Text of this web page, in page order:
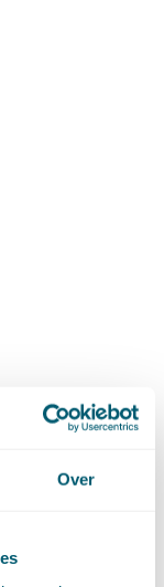
Over